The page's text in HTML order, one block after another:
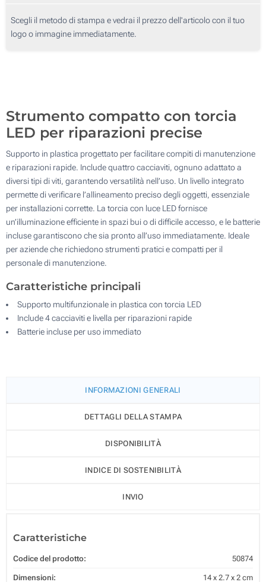
Senza stampa
125
250
Scegli il metodo di stampa e vedrai il prezzo dell'articolo con il tuo
logo o immagine immediatamente.
Strumento compatto con torcia
LED per riparazioni precise
Supporto in plastica progettato per facilitare compiti di manutenzione
e riparazioni rapide. Include quattro cacciaviti, ognuno adattato a
diversi tipi di viti, garantendo versatilità nell’uso. Un livello integrato
permette di verificare l’allineamento preciso degli oggetti, essenziale
per installazioni corrette. La torcia con luce LED fornisce
un’illuminazione efficiente in spazi bui o di difficile accesso, e le batterie
incluse garantiscono che sia pronto all’uso immediatamente. Ideale
per aziende che richiedono strumenti pratici e compatti per il
personale di manutenzione.
Caratteristiche principali
Supporto multifunzionale in plastica con torcia LED
Include 4 cacciaviti e livella per riparazioni rapide
Batterie incluse per uso immediato
INFORMAZIONI GENERALI
DETTAGLI DELLA STAMPA
DISPONIBILITÀ
INDICE DI SOSTENIBILITÀ
INVIO
Caratteristiche
Codice del prodotto: 50874
Dimensioni: 14 x 2.7 x 2 cm